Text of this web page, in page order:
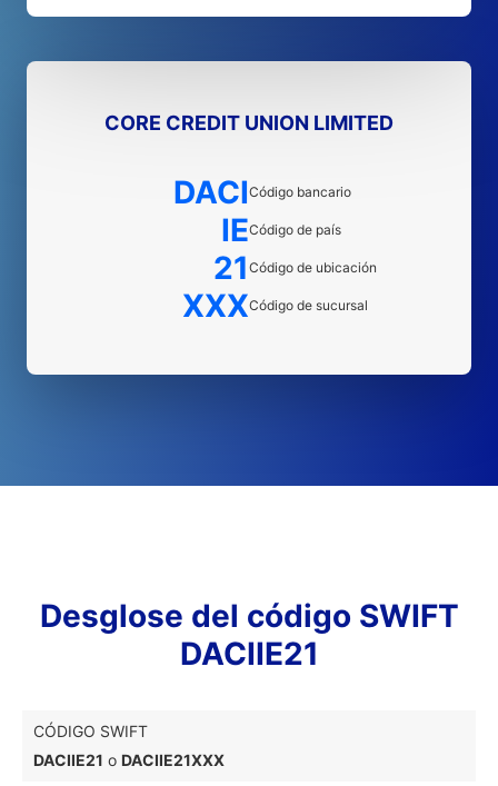
CORE CREDIT UNION LIMITED
DACICódigo bancario
IECódigo de país
21 Código de ubicación
XXXCódigo de sucursal
Desglose del código SWIFT
DACIIE21
CÓDIGO SWIFT
DACIIE21 o DACIIE21XXX